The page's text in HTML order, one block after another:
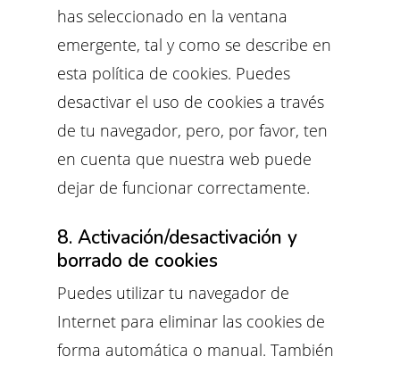
has seleccionado en la ventana
emergente, tal y como se describe en
esta política de cookies. Puedes
desactivar el uso de cookies a través
de tu navegador, pero, por favor, ten
en cuenta que nuestra web puede
dejar de funcionar correctamente.
8. Activación/desactivación y
borrado de cookies
Puedes utilizar tu navegador de
Internet para eliminar las cookies de
forma automática o manual. También